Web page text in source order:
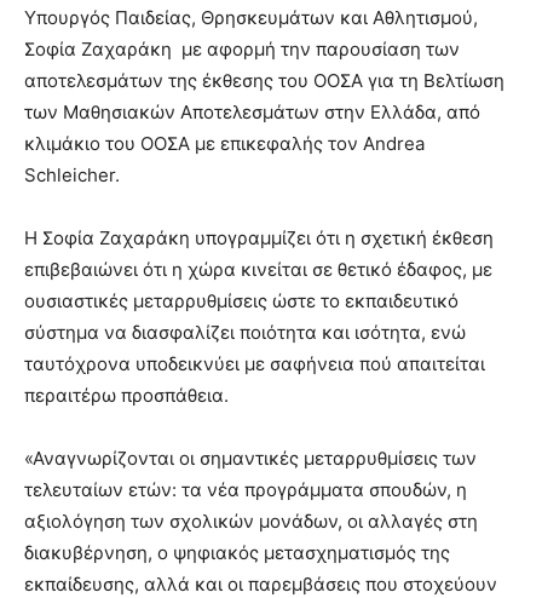
Υπουργός Παιδείας, Θρησκευμάτων και Αθλητισμού,
Σοφία Ζαχαράκη με αφορμή την παρουσίαση των
αποτελεσμάτων της έκθεσης του ΟΟΣΑ για τη Βελτίωση
των Μαθησιακών Αποτελεσμάτων στην Ελλάδα, από
κλιμάκιο του ΟΟΣΑ με επικεφαλής τον Andrea
Schleicher.
Η Σοφία Ζαχαράκη υπογραμμίζει ότι η σχετική έκθεση
επιβεβαιώνει ότι η χώρα κινείται σε θετικό έδαφος, με
ουσιαστικές μεταρρυθμίσεις ώστε το εκπαιδευτικό
σύστημα να διασφαλίζει ποιότητα και ισότητα, ενώ
ταυτόχρονα υποδεικνύει με σαφήνεια πού απαιτείται
περαιτέρω προσπάθεια.
«Αναγνωρίζονται οι σημαντικές μεταρρυθμίσεις των
τελευταίων ετών: τα νέα προγράμματα σπουδών, η
αξιολόγηση των σχολικών μονάδων, οι αλλαγές στη
διακυβέρνηση, ο ψηφιακός μετασχηματισμός της
εκπαίδευσης, αλλά και οι παρεμβάσεις που στοχεύουν